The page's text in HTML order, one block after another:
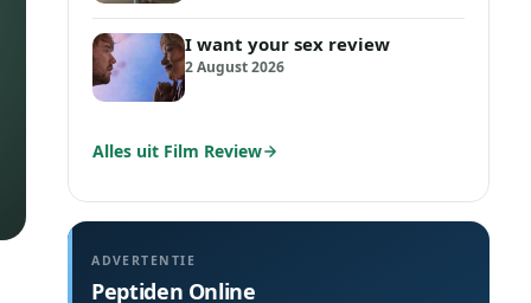
I want your sex review
2 August 2026
Alles uit Film Review
ADVERTENTIE
Peptiden Online